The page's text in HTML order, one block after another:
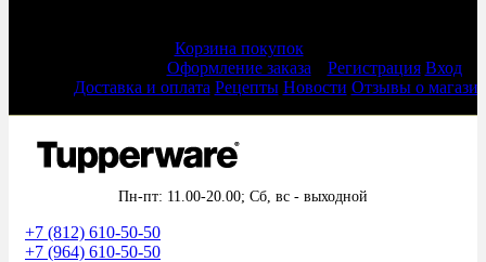
Корзина покупок
Оформление заказа
Регистрация Вход
Доставка и оплата Рецепты Новости Отзывы о
Пн-пт: 11.00-20.00; Сб, вс - выходной
+7 (812) 610-50-50
+7 (964) 610-50-50